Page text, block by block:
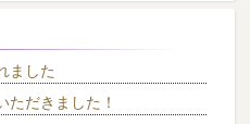
ました
ただきました！